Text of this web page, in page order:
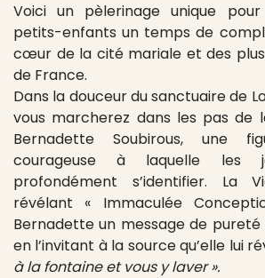
Voici un pèlerinage unique
petits-enfants un temps de
cœur de la cité mariale et des
de France.
Dans la douceur du sanctuaire de
vous marcherez dans les pas de
Bernadette Soubirous, une
courageuse à laquelle les
profondément s’identifier. La
révélant « Immaculée
Bernadette un message de
en l’invitant à la source qu’elle lui
à la fontaine et vous y laver ».